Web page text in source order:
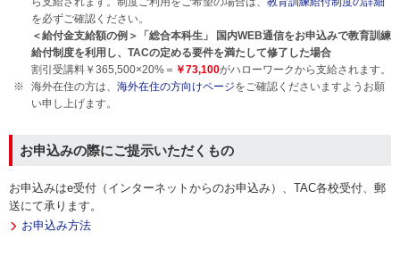
を必ずご確認ください。
＜給付金支給額の例＞「総合本科生」 国内WEB通信をお申込みで教育訓練
給付制度を利用し、TACの定める要件を満たして修了した場合
割引受講料￥365,500×20%＝ ￥73,100がハローワークから支給されます。
海外在住の方は、 海外在住の方向けページをご確認くださいますようお願
い申し上げます。
お申込みの際にご提示いただくもの
お申込みはe受付（インターネットからのお申込み）、TAC各校受付、郵
送にて承ります。
お申込み方法